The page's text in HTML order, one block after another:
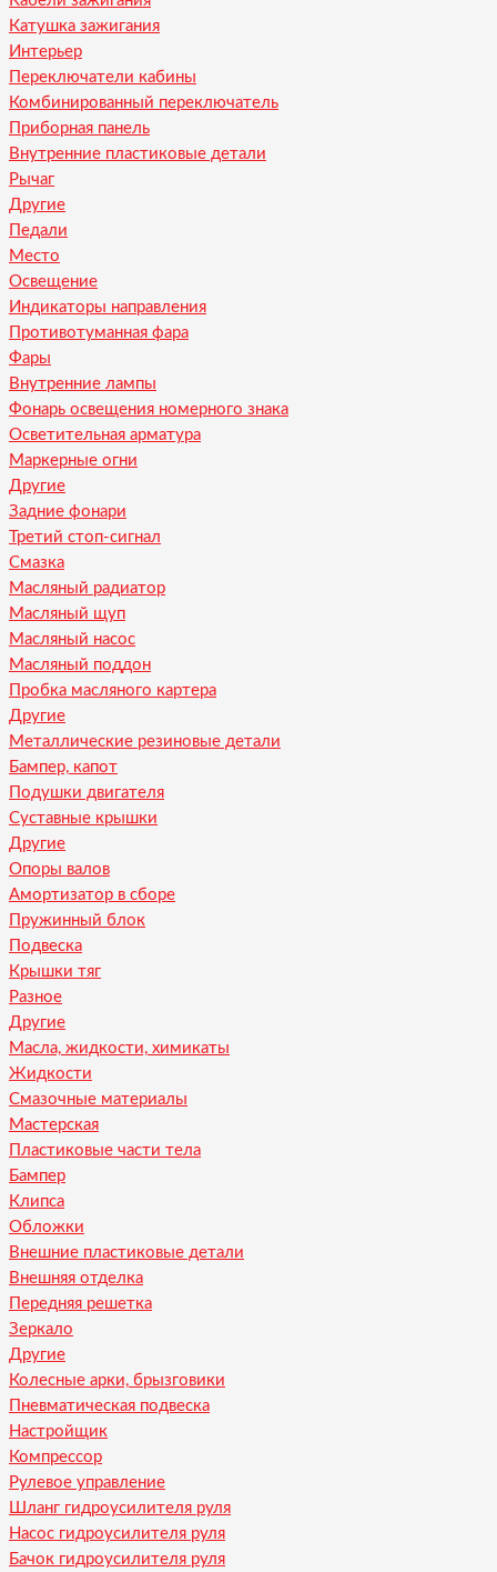
Катушка зажигания
Интерьер
Переключатели кабины
Комбинированный переключатель
Приборная панель
Внутренние пластиковые детали
Рычаг
Другие
Педали
Место
Освещение
Индикаторы направления
Противотуманная фара
Фары
Внутренние лампы
Фонарь освещения номерного знака
Осветительная арматура
Маркерные огни
Другие
Задние фонари
Третий стоп-сигнал
Смазка
Масляный радиатор
Масляный щуп
Масляный насос
Масляный поддон
Пробка масляного картера
Другие
Металлические резиновые детали
Бампер, капот
Подушки двигателя
Суставные крышки
Другие
Опоры валов
Амортизатор в сборе
Пружинный блок
Подвеска
Крышки тяг
Разное
Другие
Масла, жидкости, химикаты
Жидкости
Смазочные материалы
Мастерская
Пластиковые части тела
Бампер
Клипса
Обложки
Внешние пластиковые детали
Внешняя отделка
Передняя решетка
Зеркало
Другие
Колесные арки, брызговики
Пневматическая подвеска
Настройщик
Компрессор
Рулевое управление
Шланг гидроусилителя руля
Насос гидроусилителя руля
Бачок гидроусилителя руля